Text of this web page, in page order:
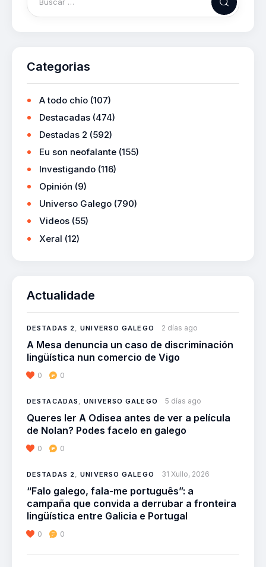
Categorias
A todo chío (107)
Destacadas (474)
Destadas 2 (592)
Eu son neofalante (155)
Investigando (116)
Opinión (9)
Universo Galego (790)
Videos (55)
Xeral (12)
Actualidade
DESTADAS 2 ,UNIVERSO GALEGO 2 días ago
A Mesa denuncia un caso de discriminación
lingüística nun comercio de Vigo
0 0
DESTACADAS ,UNIVERSO GALEGO 5 días ago
Queres ler A Odisea antes de ver a película
de Nolan? Podes facelo en galego
0 0
DESTADAS 2 ,UNIVERSO GALEGO 31 Xullo, 2026
“Falo galego, fala-me português”: a
campaña que convida a derrubar a fronteira
lingüística entre Galicia e Portugal
0 0